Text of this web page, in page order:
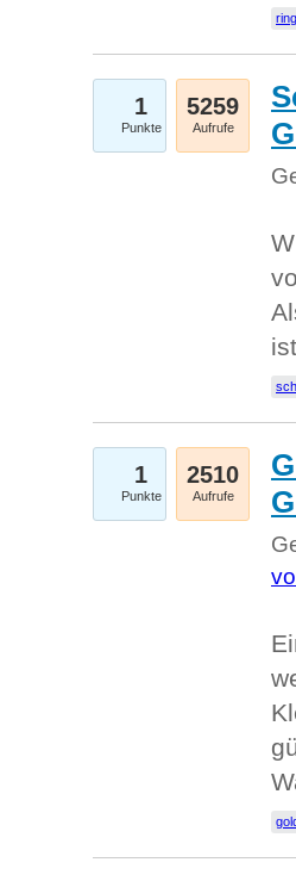
ring
1
Punkte
5259
Aufrufe
1
Punkte
2510
Aufrufe